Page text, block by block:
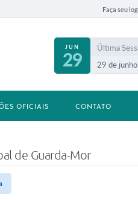
Faça seu
JUN
29
Última
29 de
OFICIAIS CONTATO
de Guarda-Mor